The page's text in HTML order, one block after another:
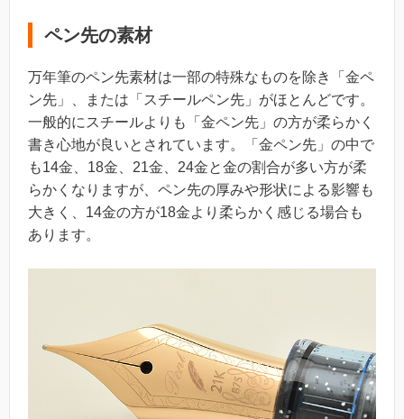
ペン先の素材
万年筆のペン先素材は一部の特殊なものを除き「金ペ
ン先」、または「スチールペン先」がほとんどです。
一般的にスチールよりも「金ペン先」の方が柔らかく
書き心地が良いとされています。「金ペン先」の中で
も14金、18金、21金、24金と金の割合が多い方が柔
らかくなりますが、ペン先の厚みや形状による影響も
大きく、14金の方が18金より柔らかく感じる場合も
あります。